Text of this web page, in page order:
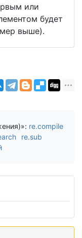
или
будет
выше).
re.compile
re.sub